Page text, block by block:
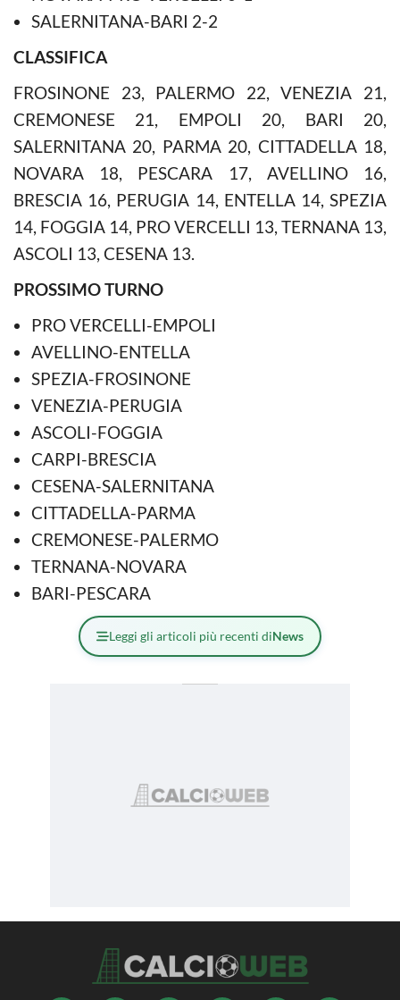
SALERNITANA-BARI 2-2
CLASSIFICA
FROSINONE 23, PALERMO 22, VENEZIA 21,
CREMONESE 21, EMPOLI 20, BARI 20,
SALERNITANA 20, PARMA 20, CITTADELLA 18,
NOVARA 18, PESCARA 17, AVELLINO 16,
BRESCIA 16, PERUGIA 14, ENTELLA 14, SPEZIA
14, FOGGIA 14, PRO VERCELLI 13, TERNANA 13,
ASCOLI 13, CESENA 13.
PROSSIMO TURNO
PRO VERCELLI-EMPOLI
AVELLINO-ENTELLA
SPEZIA-FROSINONE
VENEZIA-PERUGIA
ASCOLI-FOGGIA
CARPI-BRESCIA
CESENA-SALERNITANA
CITTADELLA-PARMA
CREMONESE-PALERMO
TERNANA-NOVARA
BARI-PESCARA
Leggi gli articoli più recenti diNews